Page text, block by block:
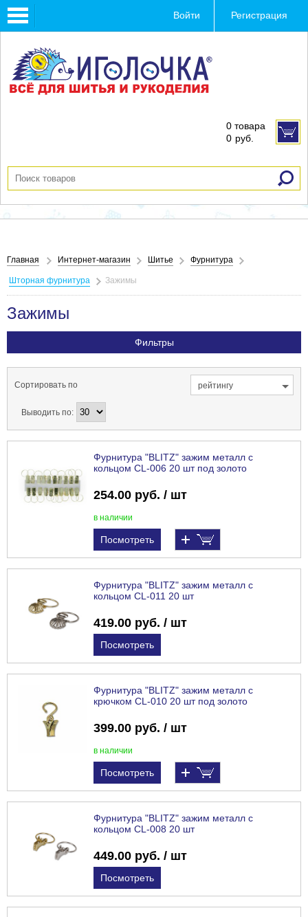
Toggle
navigation
Войти Регистрация
0 товара
0 руб.
Главная Интернет-магазин Шитье Фурнитура
Шторная фурнитура Зажимы
Зажимы
Фильтры
Сортировать по рейтингу
Выводить по:
Фурнитура "BLITZ" зажим металл с
кольцом CL-006 20 шт под золото
254.00 руб. / шт
в наличии
Посмотреть
Фурнитура "BLITZ" зажим металл с
кольцом CL-011 20 шт
419.00 руб. / шт
Посмотреть
Фурнитура "BLITZ" зажим металл с
крючком CL-010 20 шт под золото
399.00 руб. / шт
в наличии
Посмотреть
Фурнитура "BLITZ" зажим металл с
кольцом CL-008 20 шт
449.00 руб. / шт
Посмотреть